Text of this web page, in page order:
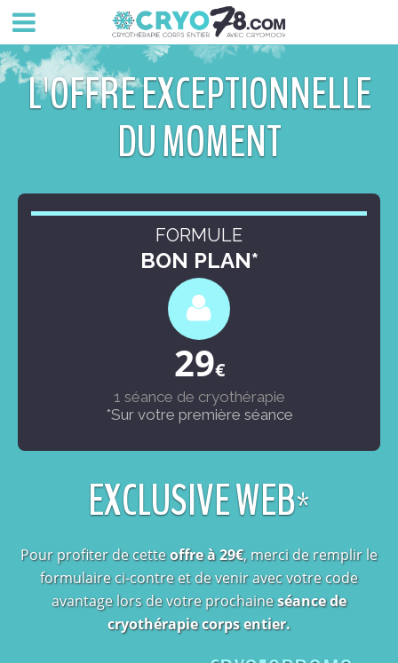
L'OFFRE EXCEPTIONNELLE
DU MOMENT
FORMULE
BON PLAN*
29€
1 séance de cryothérapie
*Sur votre première séance
EXCLUSIVE WEB*
Pour profiter de cetteoffre à 29€, merci de remplir le
formulaire ci-contre et de venir avec votre code
avantage lors de votre prochaineséance de
cryothérapie corps entier.